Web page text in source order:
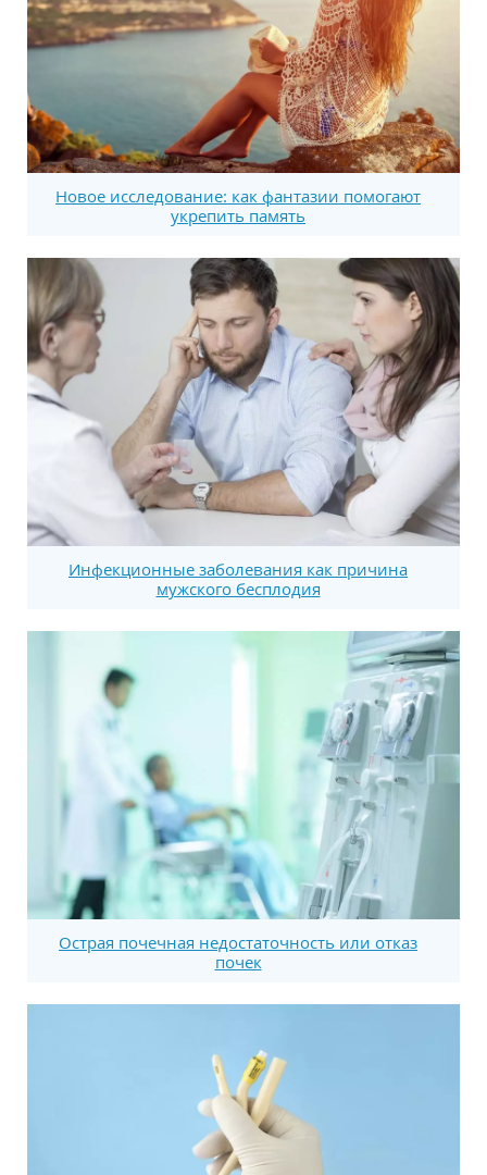
Новое исследование: как фантазии помогают
укрепить память
Инфекционные заболевания как причина
мужского бесплодия
Острая почечная недостаточность или отказ
почек